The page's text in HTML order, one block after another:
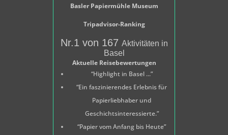
Basler Papiermühle Museum
Tripadvisor-Ranking
Nr.1 von 167 Aktivitäten in
Basel
Aktuelle Reisebewertungen
“Highlight in Basel ...”
“Ein faszinierendes Erlebnis für
Papierliebhaber und
Geschichtsinteressierte.”
“Papier vom Anfang bis Heute”